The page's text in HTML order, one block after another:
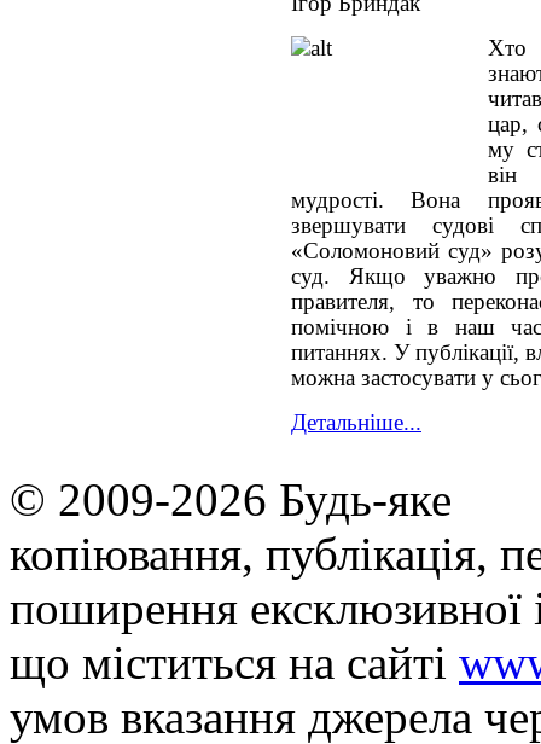
Хто
цар,
му
він
мудрості. Вона
звершувати судові
«Соломоновий суд»
суд. Якщо уважно
правителя, то
помічною і в наш
питаннях. У публікації,
можна застосувати у
Детальніше...
© 2009-2026 Будь-яке
копiювання, публiкацiя,
поширення
що мiститься на сайті
умов вказання джерела